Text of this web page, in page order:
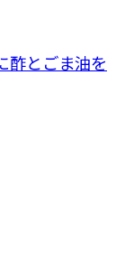
酢とごま油を